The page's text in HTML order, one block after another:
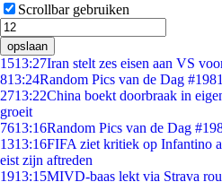
Scrollbar gebruiken
opslaan
1513:27Iran stelt zes eisen aan VS
813:24Random Pics van de Dag #1981
2713:22China boekt doorbraak in
groeit
7613:16Random Pics van de Dag
1313:16FIFA ziet kritiek op Infantino
eist zijn aftreden
1913:15MIVD-baas lekt via Strava